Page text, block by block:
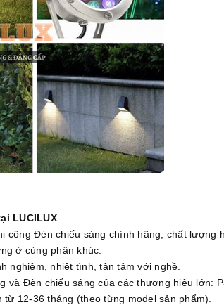
LUCILUX
công Đèn chiếu sáng chính hãng, chất lượng
ở cùng phân khúc.
nghiệm, nhiệt tình, tận tâm với nghề.
Đèn chiếu sáng của các thương hiệu lớn:
12-36 tháng (theo từng model sản phẩm).